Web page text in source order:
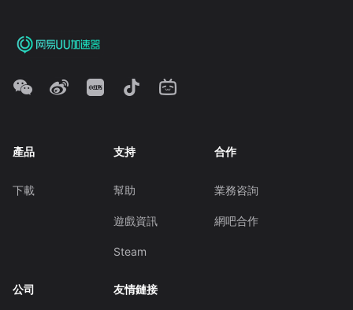
產品
下載
支持
幫助
遊戲資訊
Steam
合作
業務咨詢
網吧合作
公司 友情鏈接